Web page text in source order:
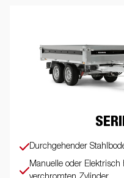
Durchgehender
Manuelle oder